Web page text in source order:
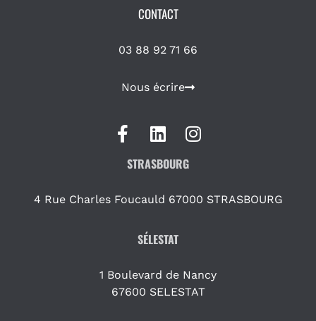
CONTACT
03 88 92 71 66
Nous écrire
STRASBOURG
4 Rue Charles Foucauld 67000 STRASBOURG
SÉLESTAT
1 Boulevard de Nancy
67600 SELESTAT